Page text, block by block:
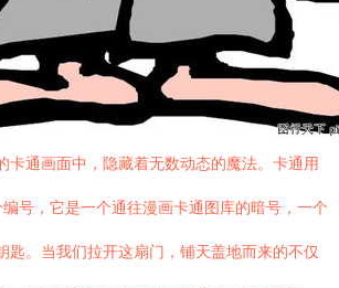
卡通画面中，隐藏着无数动态的魔法。卡通用
号，它是一个通往漫画卡通图库的暗号，一个
匙。当我们拉开这扇门，铺天盖地而来的不仅